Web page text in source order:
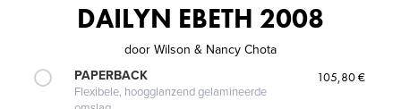
DAILYN EBETH 2008
door Wilson & Nancy Chota
PAPERBACK
Flexibele, hoogglanzend gelamineerde
105,80 €